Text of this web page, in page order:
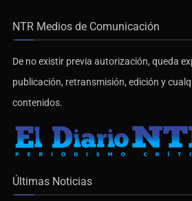
NTR Medios de Comunicación
De no existir previa autorización, queda
publicación, retransmisión, edición y
contenidos.
Últimas Noticias